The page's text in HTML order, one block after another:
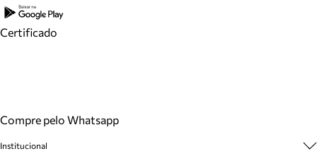
Certificado
Compre pelo Whatsapp
Institucional